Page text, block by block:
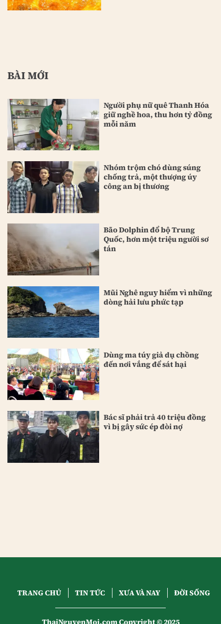
BÀI MỚI
Người phụ nữ quê Thanh Hóa
giữ nghề hoa, thu hơn tỷ đồng
mỗi năm
Nhóm trộm chó dùng súng
chống trả, một thượng úy
công an bị thương
Bão Dolphin đổ bộ Trung
Quốc, hơn một triệu người sơ
tán
Mũi Nghê nguy hiểm vì những
dòng hải lưu phức tạp
Dùng ma túy giả dụ chồng
đến nơi vắng để sát hại
Bác sĩ phải trả 40 triệu đồng
vì bị gây sức ép đòi nợ
TRANG CHỦ TIN TỨC XƯA VÀ NAY ĐỜI SỐNG